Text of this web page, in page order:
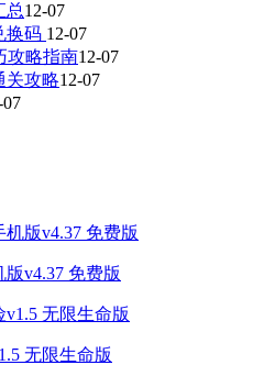
总12-07
换码 12-07
攻略指南12-07
关攻略12-07
07
v4.37 免费版
无限生命版